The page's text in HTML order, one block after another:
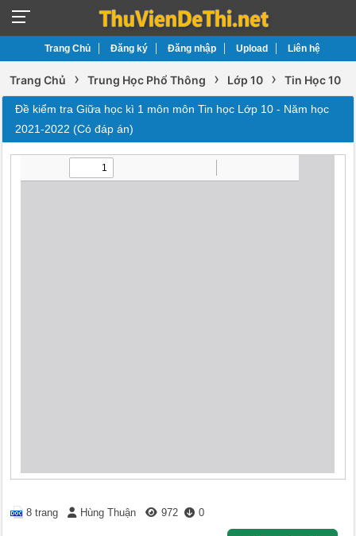
Trang Chủ Đăng ký Đăng nhập Upload Liên hệ
Trang Chủ › Trung Học Phổ Thông › Lớp 10 › Tin Học 10
Đề kiểm tra Giữa học kì 1 môn môn Tin học Lớp 10 - Năm học
2021-2022 (Có đáp án)
8 trang Hùng Thuận 972 0